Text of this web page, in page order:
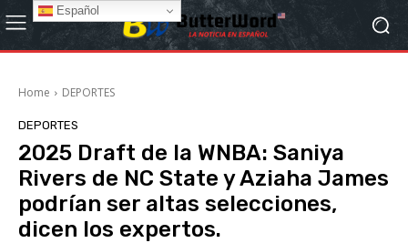
Home DEPORTES
DEPORTES
2025 Draft de la WNBA: Saniya
Rivers de NC State y Aziaha James
podrían ser altas selecciones,
dicen los expertos.
Español